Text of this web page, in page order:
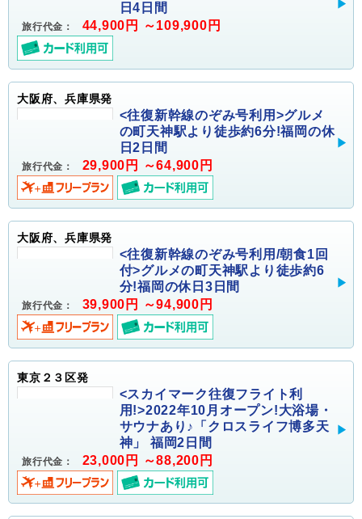
日4日間
旅行代金： 44,900円 ～109,900円
大阪府、兵庫県発
<往復新幹線のぞみ号利用>グルメ
の町天神駅より徒歩約6分!福岡の休
日2日間
旅行代金： 29,900円 ～64,900円
大阪府、兵庫県発
<往復新幹線のぞみ号利用/朝食1回
付>グルメの町天神駅より徒歩約6
分!福岡の休日3日間
旅行代金： 39,900円 ～94,900円
東京２３区発
<スカイマーク往復フライト利
用!>2022年10月オープン!大浴場・
サウナあり♪「クロスライフ博多天
神」 福岡2日間
旅行代金： 23,000円 ～88,200円